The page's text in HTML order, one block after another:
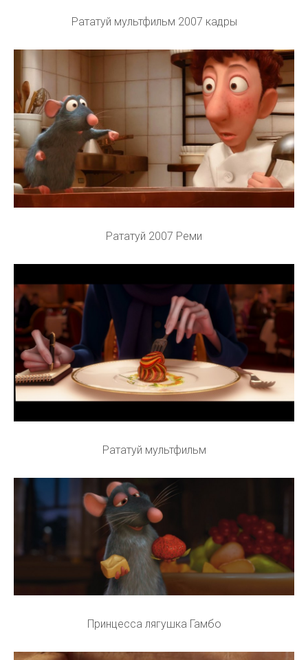
Рататуй мультфильм 2007 кадры
Рататуй 2007 Реми
Рататуй мультфильм
Принцесса лягушка Гамбо